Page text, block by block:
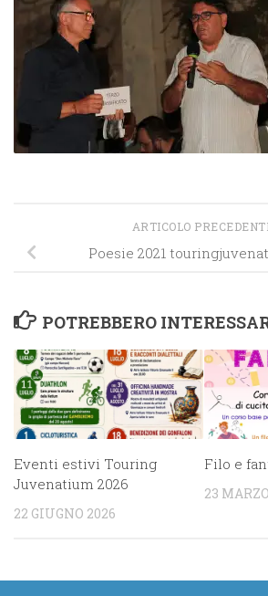
ARTICOLO
Poesie 2021
POTREBBERO
Eventi estivi Touring
Juvenatium 2026
22 GIUGNO 2026
Filo e
23